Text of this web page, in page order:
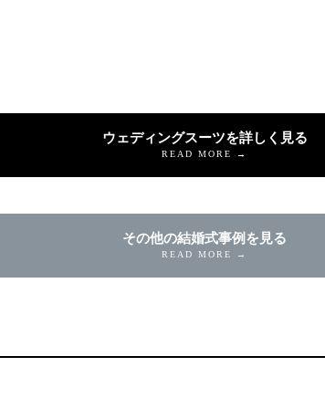
ウェディングスーツを詳しく見る
READ MORE →
その他の結婚式事例を見る
READ MORE →